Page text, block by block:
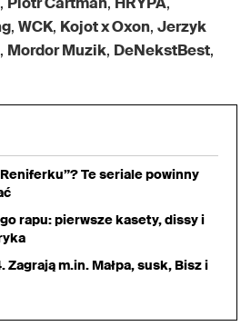
, WCK, Kojot x Oxon, Jerzyk
, Mordor Muzik, DeNekstBest,
Te seriale powinny
rapu: pierwsze kasety, dissy i
Zagrają m.in. Małpa, susk, Bisz i